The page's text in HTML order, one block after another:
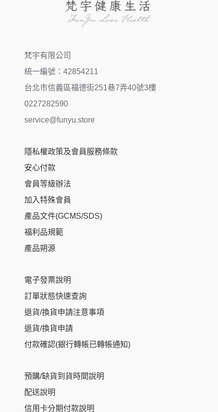
梵宇有限公司
統一編號：42854211
台北市信義區福德街251巷7弄40號3樓
0227282590
service@funyu.store
隱私權政策及會員服務條款
安心付款
會員等級辦法
加入特殊會員
產品文件(GCMS/SDS)
福利品規範
產品朔源
電子發票說明
訂單狀態快速查詢
退貨/換貨申請注意事項
退貨/換貨申請
付款確認(銀行轉帳已轉帳通知)
預購/缺貨到貨時間說明
配送說明
信用卡分期付款說明